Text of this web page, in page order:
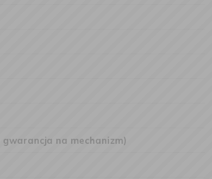
na mechanizm)